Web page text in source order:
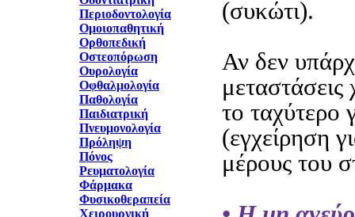
Περιοδοντολογία
Ομοιοπαθητική
Ορθοπεδική
Οστεοπόρωση
Ουρολογία
Οφθαλμολογία
Παθολογία
Παιδιατρική
Πνευμονολογία
Πρόληψη
Πόνος
Ρευματολογία
Φάρμακα
Φυσικοθεραπεία
Χειρουργική
(συκώτι).
Αν δεν
μεταστάσεις
το ταχύτερο
(εγχείρηση
μέρους του